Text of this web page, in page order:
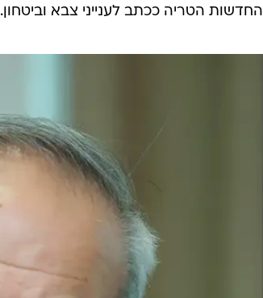
החדשות הטריה ככתב לענייני צבא וביטחון.